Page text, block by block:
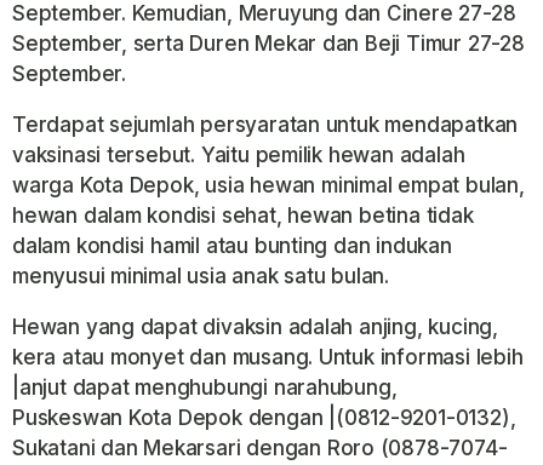
September. Kemudian, Meruyung dan Cinere 27-28
September, serta Duren Mekar dan Beji Timur 27-28
September.
Terdapat sejumlah persyaratan untuk mendapatkan
vaksinasi tersebut. Yaitu pemilik hewan adalah
warga Kota Depok, usia hewan minimal empat bulan,
hewan dalam kondisi sehat, hewan betina tidak
dalam kondisi hamil atau bunting dan indukan
menyusui minimal usia anak satu bulan.
Hewan yang dapat divaksin adalah anjing, kucing,
kera atau monyet dan musang. Untuk informasi Iebih
|anjut dapat menghubungi narahubung,
Puskeswan Kota Depok dengan |
(0812-9201-0132),
Sukatani dan Mekarsari dengan Roro (0878-7074-